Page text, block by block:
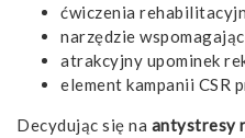
ćwiczenia
narzędzie
atrakcyjny upominek
element kampanii CSR
Decydując się na antystresy